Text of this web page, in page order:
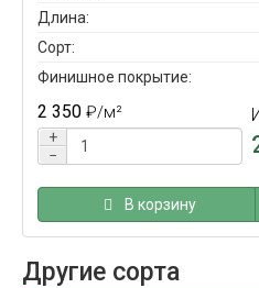
Длина:
Сорт:
Финишное покрытие:
2 350 ₽/м²
+
−
В корзину
Другие сорта